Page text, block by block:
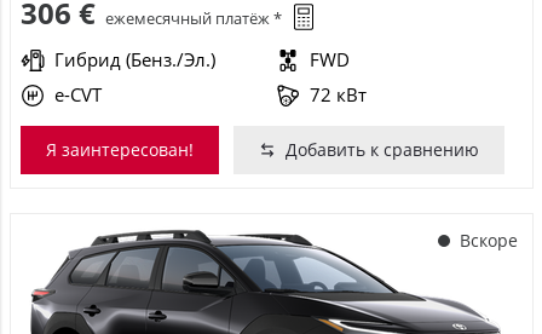
306 € ежемесячный платёж *
Гибрид (Бенз./Эл.)
FWD
e-CVT
72 кВт
Я заинтересован! Добавить к сравнению
Вскоре